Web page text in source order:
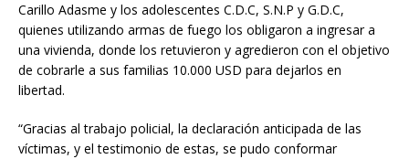
Carillo Adasme y los adolescentes C.D.C, S.N.P y G.D.C,
quienes utilizando armas de fuego los obligaron a ingresar a
una vivienda, donde los retuvieron y agredieron con el objetivo
de cobrarle a sus familias 10.000 USD para dejarlos en
libertad.
“Gracias al trabajo policial, la declaración anticipada de las
víctimas, y el testimonio de estas, se pudo conformar